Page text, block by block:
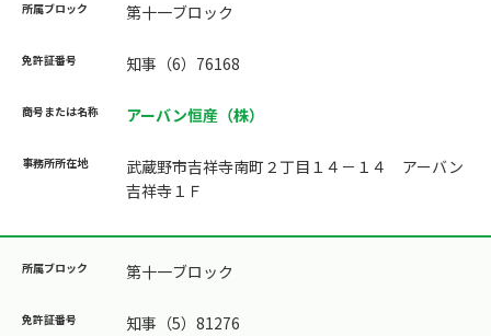
第十一ブロック
知事（6）76168
アーバン恒産（株）
武蔵野市吉祥寺南町２丁目１４－１４ アーバン
吉祥寺１Ｆ
第十一ブロック
知事（5）81276